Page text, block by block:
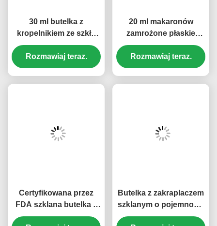
30 ml butelka z
kropelnikiem ze szkła
maty czarnego z CR
Child- Resistant
Dropper Cap dla tinktur
Rozmawiaj teraz.
20 ml makaronów
zamrożone płaskie
okrągłe szklankowe
butelkę do kropli do
serum naprawy bariery
Rozmawiaj teraz.
Certyfikowana przez
FDA szklana butelka z
zakraplaczem z
Butelka z zakraplaczem
szklanym o pojemności
30 ml z obrotowym